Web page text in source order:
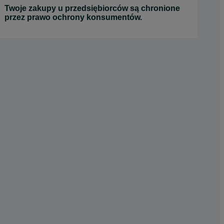
Twoje zakupy u przedsiębiorców są chronione
przez prawo ochrony konsumentów.